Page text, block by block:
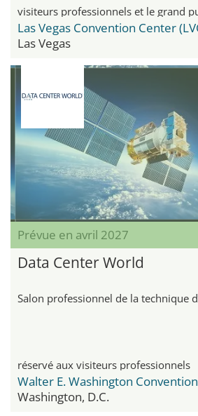
visiteurs professionnels et le grand
Las Vegas Convention Center
Las Vegas
Prévue en avril 2027
Data Center World
Salon professionnel de la technique
réservé aux visiteurs professionnels
Walter E. Washington
Washington, D.C.